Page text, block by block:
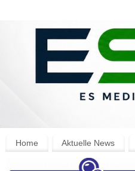
Home Aktuelle News